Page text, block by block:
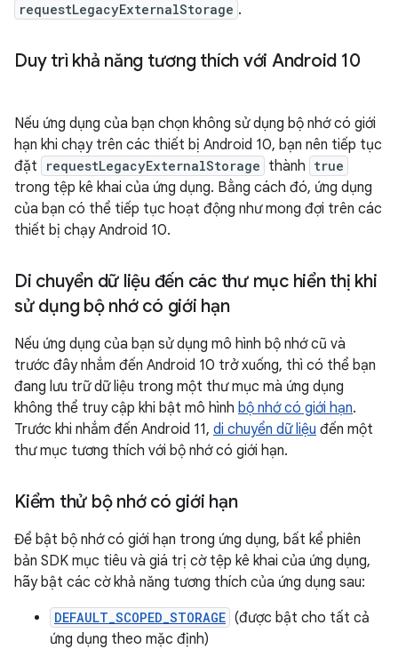
requestLegacyExternalStorage .
Duy trì khả năng tương thích với Android 10
Nếu ứng dụng của bạn chọn không sử dụng bộ nhớ có giới
hạn khi chạy trên các thiết bị Android 10, bạn nên tiếp tục
đặt
requestLegacyExternalStorage thành true
trong tệp kê khai của ứng dụng. Bằng cách đó, ứng dụng
của bạn có thể tiếp tục hoạt động như mong đợi trên các
thiết bị chạy Android 10.
Di chuyển dữ liệu đến các thư mục hiển thị khi
sử dụng bộ nhớ có giới hạn
Nếu ứng dụng của bạn sử dụng mô hình bộ nhớ cũ và
trước đây nhắm đến Android 10 trở xuống, thì có thể bạn
đang lưu trữ dữ liệu trong một thư mục mà ứng dụng
không thể truy cập khi bật mô hình bộ nhớ có giới hạn.
Trước khi nhắm đến Android 11, di chuyển dữ liệu đến một
thư mục tương thích với bộ nhớ có giới hạn.
Kiểm thử bộ nhớ có giới hạn
Để bật bộ nhớ có giới hạn trong ứng dụng, bất kể phiên
bản SDK mục tiêu và giá trị cờ tệp kê khai của ứng dụng,
hãy bật các cờ khả năng tương thích của ứng dụng sau:
DEFAULT_SCOPED_STORAGE (được bật cho tất cả
ứng dụng theo mặc định)